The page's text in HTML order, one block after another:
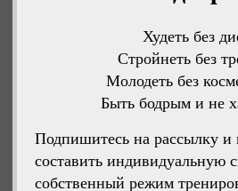
Худеть без
Стройнеть без
Молодеть без
Быть бодрым и не
Подпишитесь на рассылку и
составить индивидуальную
собственный режим
Написать сообщение